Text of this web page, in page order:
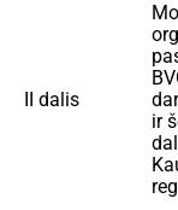
II dalis
ir